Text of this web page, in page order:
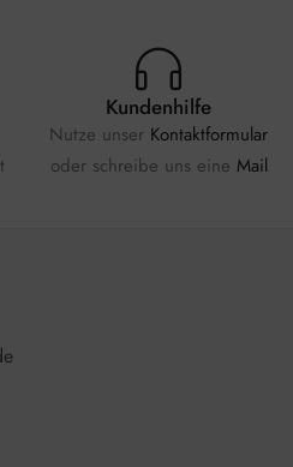
Kundenhilfe
Nutze unser Kontaktformular
oder schreibe uns eine Mail